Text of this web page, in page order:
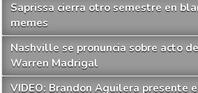
Saprissa cierra otro semestre en
memes
Nashville se pronuncia sobre acto
Warren Madrigal
VIDEO: Brandon Aguilera presente